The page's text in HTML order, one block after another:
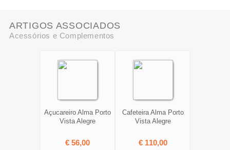
ARTIGOS ASSOCIADOS
Acessórios e Complementos
Açucareiro Alma Porto
Vista Alegre
€ 56,00
Cafeteira Alma Porto
Vista Alegre
€ 110,00